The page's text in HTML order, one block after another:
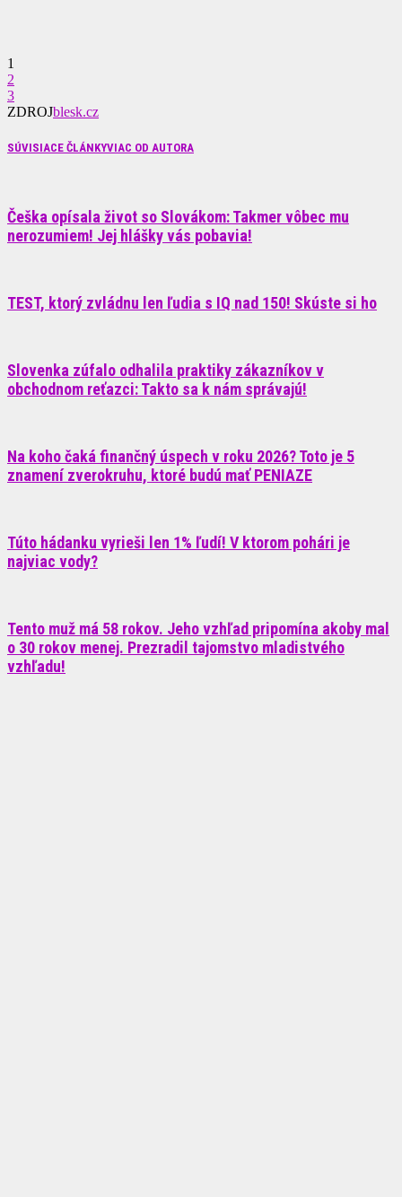
1
2
3
ZDROJblesk.cz
SÚVISIACE ČLÁNKYVIAC OD AUTORA
Češka opísala život so Slovákom: Takmer vôbec mu
nerozumiem! Jej hlášky vás pobavia!
TEST, ktorý zvládnu len ľudia s IQ nad 150! Skúste si ho
Slovenka zúfalo odhalila praktiky zákazníkov v
obchodnom reťazci: Takto sa k nám správajú!
Na koho čaká finančný úspech v roku 2026? Toto je 5
znamení zverokruhu, ktoré budú mať PENIAZE
Túto hádanku vyrieši len 1% ľudí! V ktorom pohári je
najviac vody?
Tento muž má 58 rokov. Jeho vzhľad pripomína akoby mal
o 30 rokov menej. Prezradil tajomstvo mladistvého
vzhľadu!